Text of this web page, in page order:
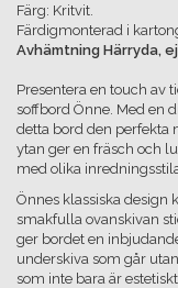
Färg: Kritvit.
Färdigmonterad i
Avhämtning Härryda,
Presentera en touch av
soffbord Önne. Med en
detta bord den perfekta
ytan ger en fräsch och
med olika
Önnes klassiska design
smakfulla ovanskivan
ger bordet en
underskiva som går
som inte bara är